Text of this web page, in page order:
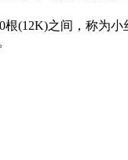
(12K)之间，称为小